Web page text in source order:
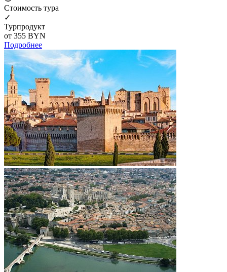
Cтоимость тура
✓
Турпродукт
от 355 BYN
Подробнее